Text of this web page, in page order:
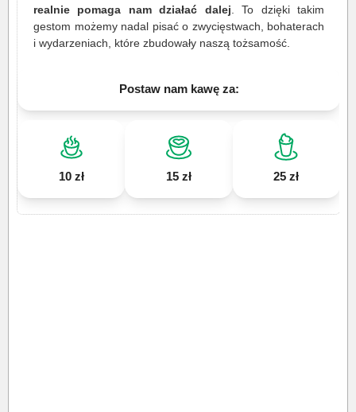
realnie pomaga nam działać dalej . To dzięki takim
gestom możemy nadal pisać o zwycięstwach, bohaterach
i wydarzeniach, które zbudowały naszą tożsamość.
Postaw nam kawę za:
10 zł 15 zł 25 zł